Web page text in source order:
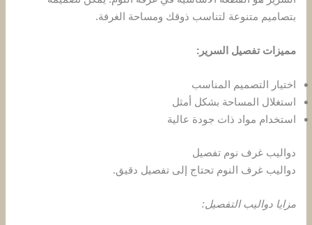
بتصاميم متنوعة لتناسب ذوقك ومساحة الغرفة.
مميزات تفصيل السرير:
اختيار التصميم المناسب
استغلال المساحة بشكل أمثل
استخدام مواد ذات جودة عالية
دواليب غرف نوم تفصيل
دواليب غرف النوم تحتاج إلى تفصيل دقيق.
مزايا دواليب التفصيل: